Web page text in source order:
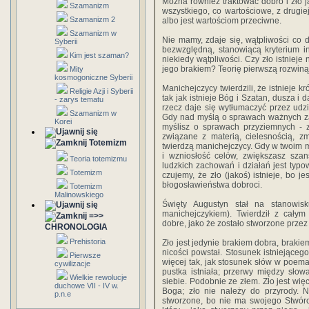
Szamanizm
Szamanizm 2
Szamanizm w
Syberii
Kim jest szaman?
Mity
kosmogoniczne Syberii
Religie Azji i Syberii
- zarys tematu
Szamanizm w
Korei
Totemizm
Teoria totemizmu
Totemizm
Totemizm
Malinowskiego
=>>
CHRONOLOGIA
Prehistoria
Pierwsze
cywilizacje
Wielkie rewolucje
duchowe VII - IV w.
p.n.e
wszystkiego, co wartościowe, z
albo jest wartościom przeciwne.
Nie mamy, zdaje się, wątpliwości co
bezwzględną, stanowiącą kryterium
niekiedy wątpliwości. Czy zło
jego brakiem? Teorię pierwszą
Manichejczycy twierdzili, że istnieje
tak jak istnieje Bóg i Szatan, dusza i
rzecz daje się wytłumaczyć przez
Gdy nad myślą o sprawach ważnych
myślisz o sprawach przyziemnych -
związane z materią, cielesnością,
twierdzą manichejczycy. Gdy w twoim
i wzniosłość celów, zwiększasz
ludzkich zachowań i działań jest
czujemy, że zło (jakoś) istnieje, bo
błogosławieństwa dobroci.
Święty Augustyn stał na
manichejczykiem). Twierdził z
dobre, jako że zostało stworzone
Zło jest jedynie brakiem dobra,
nicości powstał. Stosunek
więcej tak, jak stosunek słów w
pustka istniała; przerwy między
siebie. Podobnie ze złem. Zło jest
Boga; zło nie należy do przyrody.
stworzone, bo nie ma swojego